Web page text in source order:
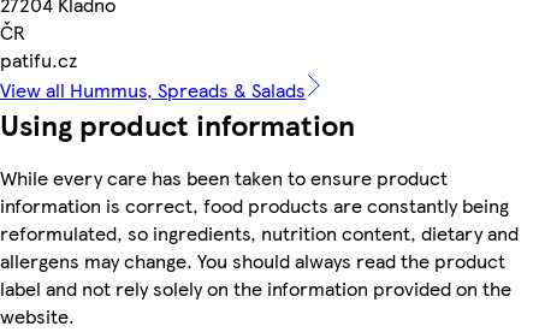
ČR
patifu.cz
View all Hummus, Spreads & Salads
Using product information
While every care has been taken to ensure product
information is correct, food products are constantly being
reformulated, so ingredients, nutrition content, dietary and
allergens may change. You should always read the product
label and not rely solely on the information provided on the
website.